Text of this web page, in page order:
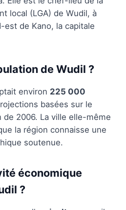
local (LGA) de Wudil, à
de Kano, la capitale
de Wudil ?
environ 225 000
basées sur le
de 2006. La ville elle-même
la région connaisse une
soutenue.
économique
?